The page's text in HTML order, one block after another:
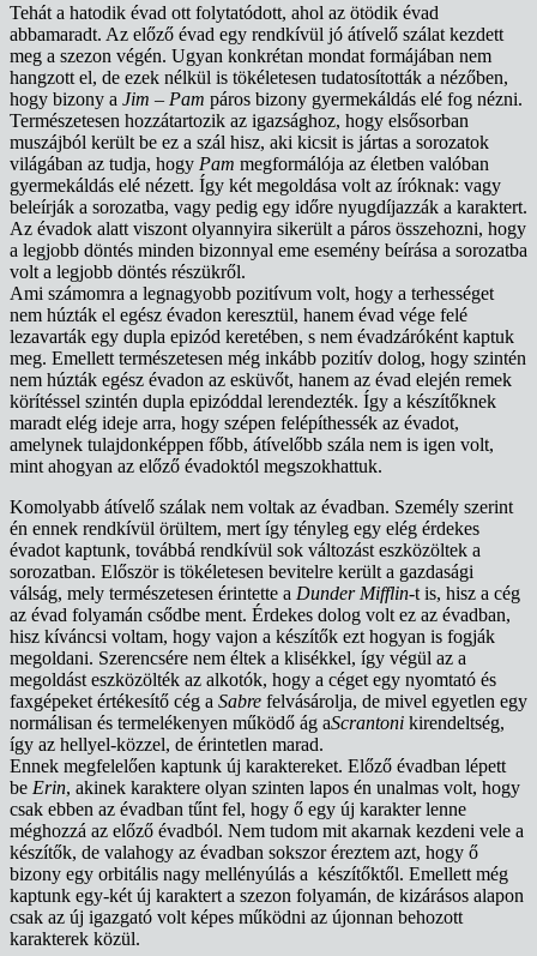
Tehát a hatodik évad ott folytatódott, ahol az ötödik évad
abbamaradt. Az előző évad egy rendkívül jó átívelő szálat kezdett
meg a szezon végén. Ugyan konkrétan mondat formájában nem
hangzott el, de ezek nélkül is tökéletesen tudatosították a nézőben,
hogy bizony a Jim – Pam páros bizony gyermekáldás elé fog nézni.
Természetesen hozzátartozik az igazsághoz, hogy elsősorban
muszájból került be ez a szál hisz, aki kicsit is jártas a sorozatok
világában az tudja, hogy Pam megformálója az életben valóban
gyermekáldás elé nézett. Így két megoldása volt az íróknak: vagy
beleírják a sorozatba, vagy pedig egy időre nyugdíjazzák a karaktert.
Az évadok alatt viszont olyannyira sikerült a páros összehozni, hogy
a legjobb döntés minden bizonnyal eme esemény beírása a sorozatba
volt a legjobb döntés részükről.
Ami számomra a legnagyobb pozitívum volt, hogy a terhességet
nem húzták el egész évadon keresztül, hanem évad vége felé
lezavarták egy dupla epizód keretében, s nem évadzáróként kaptuk
meg. Emellett természetesen még inkább pozitív dolog, hogy szintén
nem húzták egész évadon az esküvőt, hanem az évad elején remek
körítéssel szintén dupla epizóddal lerendezték. Így a készítőknek
maradt elég ideje arra, hogy szépen felépíthessék az évadot,
amelynek tulajdonképpen főbb, átívelőbb szála nem is igen volt,
mint ahogyan az előző évadoktól megszokhattuk.
Komolyabb átívelő szálak nem voltak az évadban. Személy szerint
én ennek rendkívül örültem, mert így tényleg egy elég érdekes
évadot kaptunk, továbbá rendkívül sok változást eszközöltek a
sorozatban. Először is tökéletesen bevitelre került a gazdasági
válság, mely természetesen érintette a Dunder Mifflin-t is, hisz a cég
az évad folyamán csődbe ment. Érdekes dolog volt ez az évadban,
hisz kíváncsi voltam, hogy vajon a készítők ezt hogyan is fogják
megoldani. Szerencsére nem éltek a klisékkel, így végül az a
megoldást eszközölték az alkotók, hogy a céget egy nyomtató és
faxgépeket értékesítő cég a Sabre felvásárolja, de mivel egyetlen egy
normálisan és termelékenyen működő ág aScrantoni kirendeltség,
így az hellyel-közzel, de érintetlen marad.
Ennek megfelelően kaptunk új karaktereket. Előző évadban lépett
be Erin, akinek karaktere olyan szinten lapos én unalmas volt, hogy
csak ebben az évadban tűnt fel, hogy ő egy új karakter lenne
méghozzá az előző évadból. Nem tudom mit akarnak kezdeni vele a
készítők, de valahogy az évadban sokszor éreztem azt, hogy ő
bizony egy orbitális nagy mellényúlás a készítőktől. Emellett még
kaptunk egy-két új karaktert a szezon folyamán, de kizárásos alapon
csak az új igazgató volt képes működni az újonnan behozott
karakterek közül.